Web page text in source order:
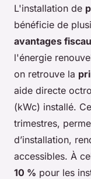
L'installation de
bénéficie de
avantages
l'énergie
on retrouve la
aide directe
(kWc) installé.
trimestres,
d’installation,
accessibles. À
10 % pour les